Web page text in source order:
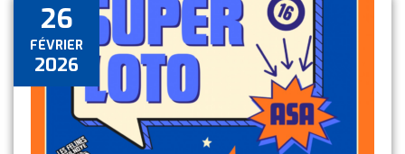
26
FÉVRIER
2026